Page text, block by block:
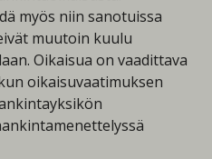
myös niin sanotuissa
muutoin kuulu
Oikaisua on vaadittava
oikaisuvaatimuksen